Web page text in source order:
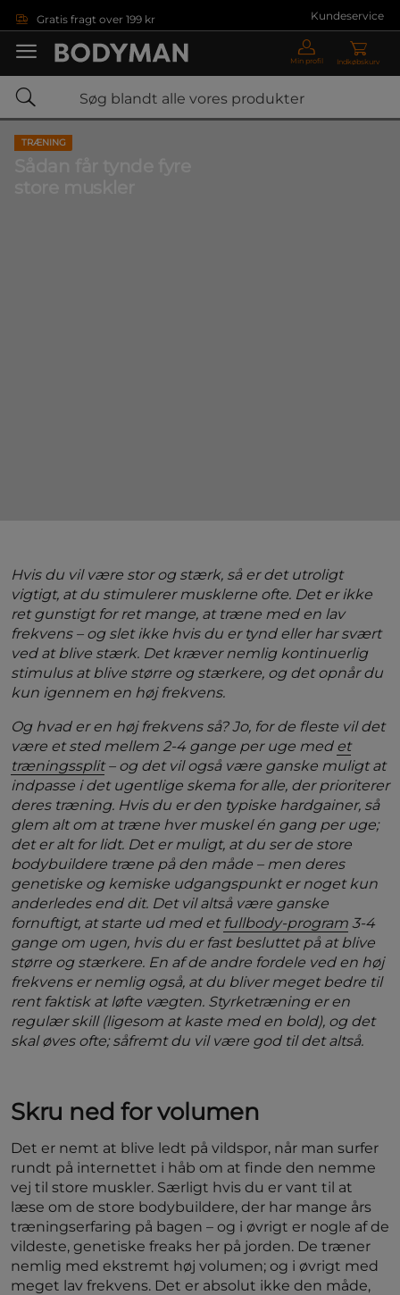
Gratis fragt over 199 kr Kundeservice
Min profil Indkøbskurv
TRÆNING
Hvis du vil være stor og stærk, så er det utroligt
vigtigt, at du stimulerer musklerne ofte. Det er ikke
ret gunstigt for ret mange, at træne med en lav
frekvens – og slet ikke hvis du er tynd eller har svært
ved at blive stærk. Det kræver nemlig kontinuerlig
stimulus at blive større og stærkere, og det opnår du
kun igennem en høj frekvens.
Og hvad er en høj frekvens så? Jo, for de fleste vil det
være et sted mellem 2-4 gange per uge med et
træningssplit– og det vil også være ganske muligt at
indpasse i det ugentlige skema for alle, der prioriterer
deres træning. Hvis du er den typiske hardgainer, så
glem alt om at træne hver muskel én gang per uge;
det er alt for lidt. Det er muligt, at du ser de store
bodybuildere træne på den måde – men deres
genetiske og kemiske udgangspunkt er noget kun
anderledes end dit. Det vil altså være ganske
fornuftigt, at starte ud med et fullbody-program 3-4
gange om ugen, hvis du er fast besluttet på at blive
større og stærkere. En af de andre fordele ved en høj
frekvens er nemlig også, at du bliver meget bedre til
rent faktisk at løfte vægten. Styrketræning er en
regulær skill (ligesom at kaste med en bold), og det
skal øves ofte; såfremt du vil være god til det altså.
Skru ned for volumen
Det er nemt at blive ledt på vildspor, når man surfer
rundt på internettet i håb om at finde den nemme
vej til store muskler. Særligt hvis du er vant til at
læse om de store bodybuildere, der har mange års
træningserfaring på bagen – og i øvrigt er nogle af de
vildeste, genetiske freaks her på jorden. De træner
nemlig med ekstremt høj volumen; og i øvrigt med
meget lav frekvens. Det er absolut ikke den måde,